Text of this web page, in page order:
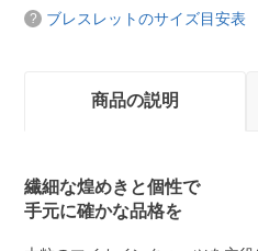
ブレスレットのサイズ目安表
商品の説明
繊細な煌めきと個性で
手元に確かな品格を